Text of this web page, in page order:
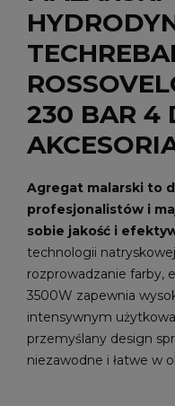
230 BAR 4
Agregat malarski to
profesjonalistów i
sobie jakość i
technologii
rozprowadzanie farby,
3500W zapewnia
intensywnym
przemyślany design
niezawodne i łatwe w